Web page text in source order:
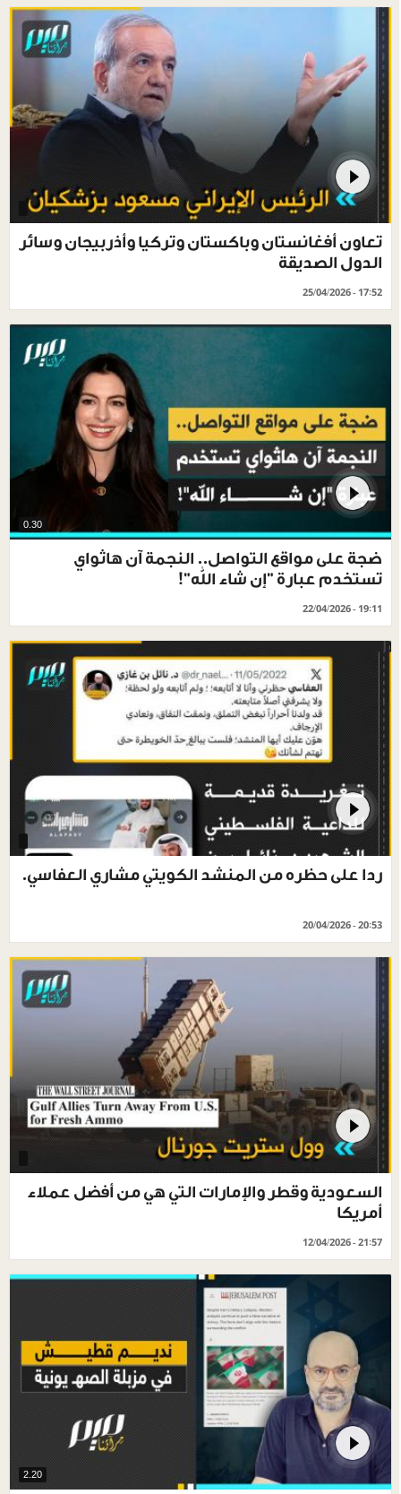
تعاون أفغانستان وباكستان وتركيا وأذربيجان وسائر
الدول الصديقة
25/04/2026 - 17:52
0.30
ضجة على مواقع التواصل.. النجمة آن هاثواي
تستخدم عبارة "إن شاء الله"!
22/04/2026 - 19:11
ردا على حظره من المنشد الكويتي مشاري العفاسي.
20/04/2026 - 20:53
السعودية وقطر والإمارات التي هي من أفضل عملاء
أمريكا
12/04/2026 - 21:57
2.20